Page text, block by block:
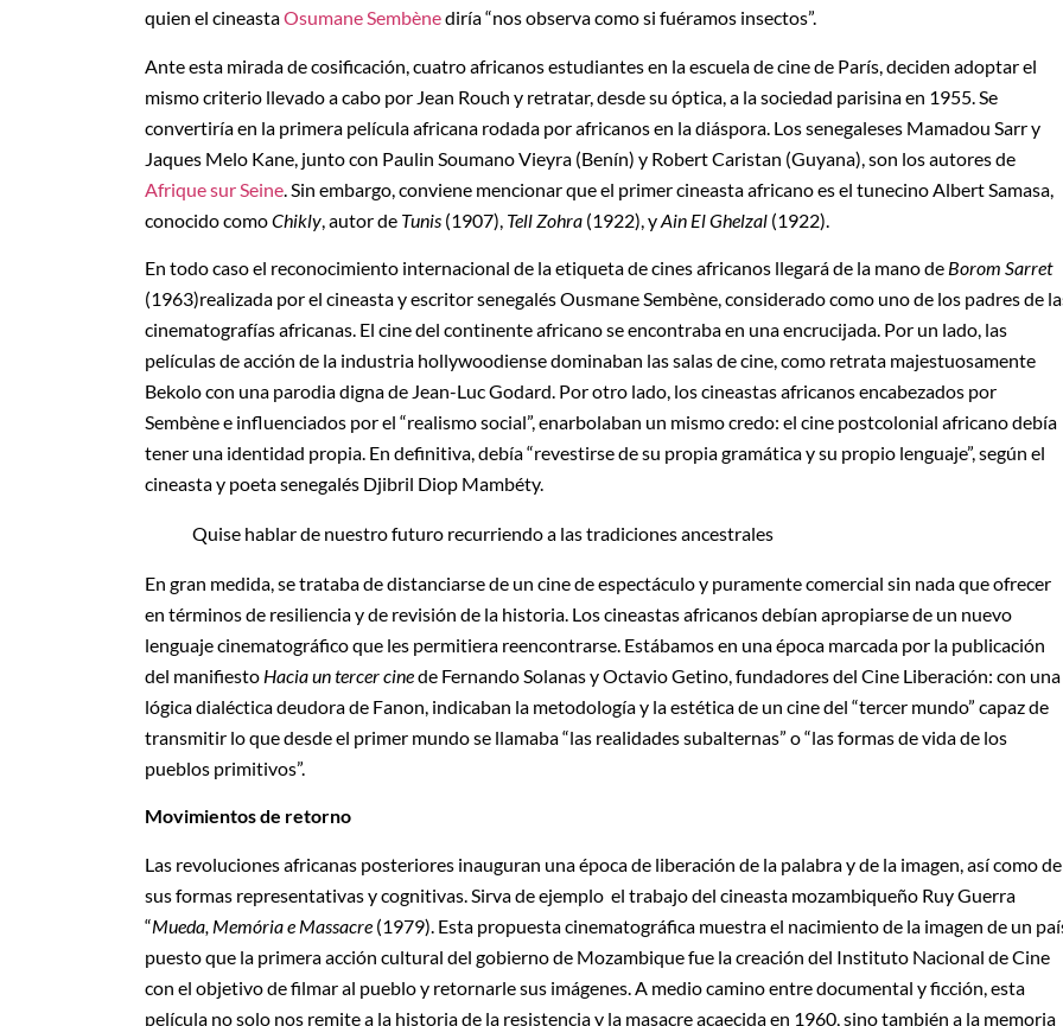
quien el cineastaOsumane Sembènediría “nos observa como si fuéramos insectos”.
Ante esta mirada de cosificación, cuatro africanos estudiantes en la escuela de cine de París, deciden adoptar el
mismo criterio llevado a cabo por Jean Rouch y retratar, desde su óptica, a la sociedad parisina en 1955. Se
convertiría en la primera película africana rodada por africanos en la diáspora. Los senegaleses Mamadou Sarr y
Jaques Melo Kane, junto con Paulin Soumano Vieyra (Benín) y Robert Caristan (Guyana), son los autores de
Afrique sur Seine . Sin embargo, conviene mencionar que el primer cineasta africano es el tunecino Albert Samasa,
conocido comoChikly , autor de Tunis (1907), Tell Zohra (1922), yAin El Ghelzal (1922).
En todo caso el reconocimiento internacional de la etiqueta de cines africanos llegará de la mano de Borom Sarret
(1963)realizada por el cineasta y escritor senegalés Ousmane Sembène, considerado como uno de los padres de
cinematografías africanas. El cine del continente africano se encontraba en una encrucijada. Por un lado, las
películas de acción de la industria hollywoodiense dominaban las salas de cine, como retrata majestuosamente
Bekolo con una parodia digna de Jean-Luc Godard. Por otro lado, los cineastas africanos encabezados por
Sembène e influenciados por el “realismo social”, enarbolaban un mismo credo: el cine postcolonial africano debía
tener una identidad propia. En definitiva, debía “revestirse de su propia gramática y su propio lenguaje”, según el
cineasta y poeta senegalés Djibril Diop Mambéty.
Quise hablar de nuestro futuro recurriendo a las tradiciones ancestrales
En gran medida, se trataba de distanciarse de un cine de espectáculo y puramente comercial sin nada que ofrecer
en términos de resiliencia y de revisión de la historia. Los cineastas africanos debían apropiarse de un nuevo
lenguaje cinematográfico que les permitiera reencontrarse. Estábamos en una época marcada por la publicación
del manifiesto Hacia un tercer cinede Fernando Solanas y Octavio Getino, fundadores del Cine Liberación: con una
lógica dialéctica deudora de Fanon, indicaban la metodología y la estética de un cine del “tercer mundo” capaz de
transmitir lo que desde el primer mundo se llamaba “las realidades subalternas” o “las formas de vida de los
pueblos primitivos”.
Movimientos de retorno
Las revoluciones africanas posteriores inauguran una época de liberación de la palabra y de la imagen, así como de
sus formas representativas y cognitivas. Sirva de ejemplo el trabajo del cineasta mozambiqueño Ruy Guerra
“Mueda, Memória e Massacre (1979). Esta propuesta cinematográfica muestra el nacimiento de la imagen de un
puesto que la primera acción cultural del gobierno de Mozambique fue la creación del Instituto Nacional de Cine
con el objetivo de filmar al pueblo y retornarle sus imágenes. A medio camino entre documental y ficción, esta
película no solo nos remite a la historia de la resistencia y la masacre acaecida en 1960, sino también a la memoria